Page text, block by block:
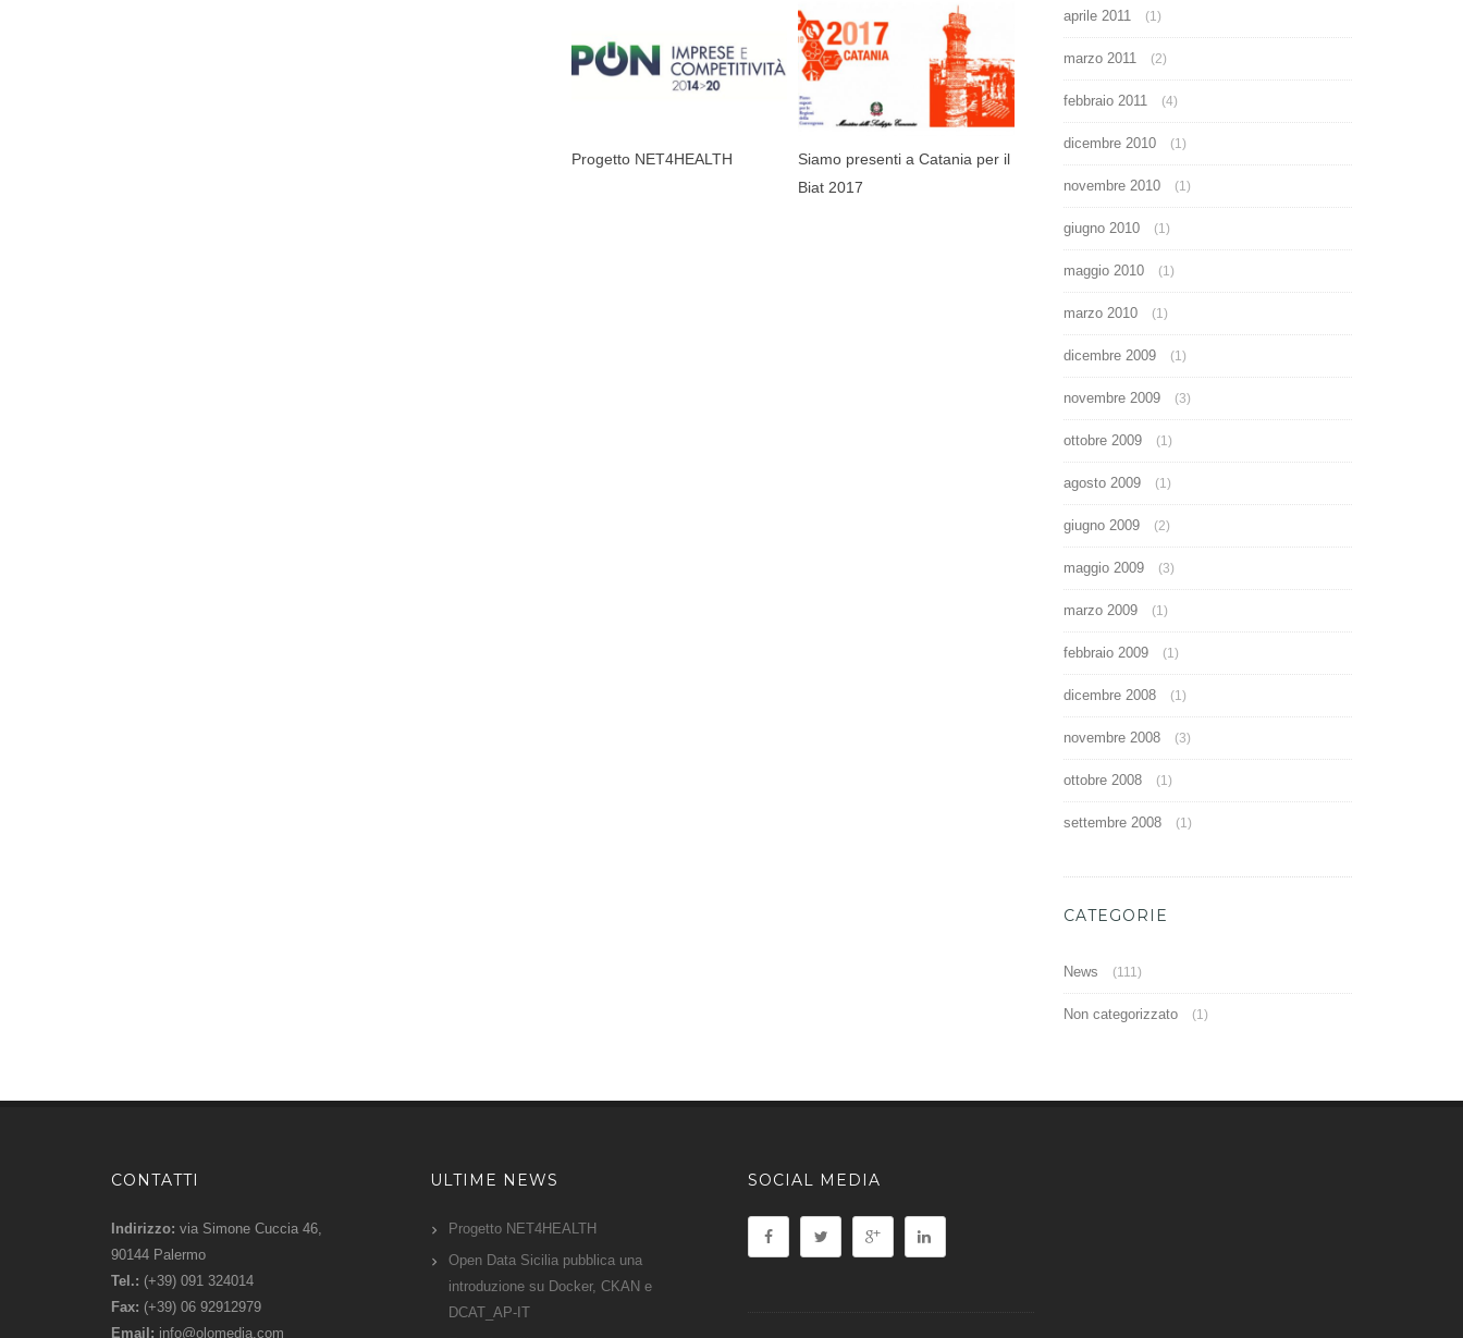
Progetto NET4HEALTH
Siamo presenti a Catania per il
Biat 2017
aprile 2011 (1)
marzo 2011 (2)
febbraio 2011 (4)
dicembre 2010 (1)
novembre 2010 (1)
giugno 2010 (1)
maggio 2010 (1)
marzo 2010 (1)
dicembre 2009 (1)
novembre 2009 (3)
ottobre 2009 (1)
agosto 2009 (1)
giugno 2009 (2)
maggio 2009 (3)
marzo 2009 (1)
febbraio 2009 (1)
dicembre 2008 (1)
novembre 2008 (3)
ottobre 2008 (1)
settembre 2008 (1)
CATEGORIE
News (111)
Non categorizzato (1)
CONTATTI
Indirizzo: via Simone Cuccia 46,
90144 Palermo
Tel.: (+39) 091 324014
Fax: (+39) 06 92912979
Email: info@olomedia.com
ULTIME NEWS
Progetto NET4HEALTH
Open Data Sicilia pubblica una
introduzione su Docker, CKAN e
DCAT_AP-IT
SOCIAL MEDIA